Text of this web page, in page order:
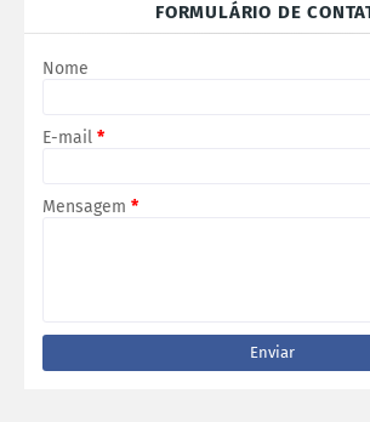
FORMULÁRIO DE
Nome
E-mail *
Mensagem *